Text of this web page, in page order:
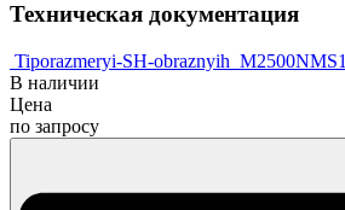
Техническая документация
Tiporazmeryi-SH-obraznyih M2500NMS1
В наличии
Цена
по запросу